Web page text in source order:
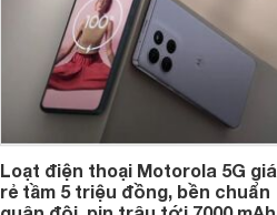
Loạt điện thoại Motorola 5G giá
rẻ tầm 5 triệu đồng, bền chuẩn